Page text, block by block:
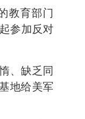
教育部门
参加反对
、缺乏同
地给美军